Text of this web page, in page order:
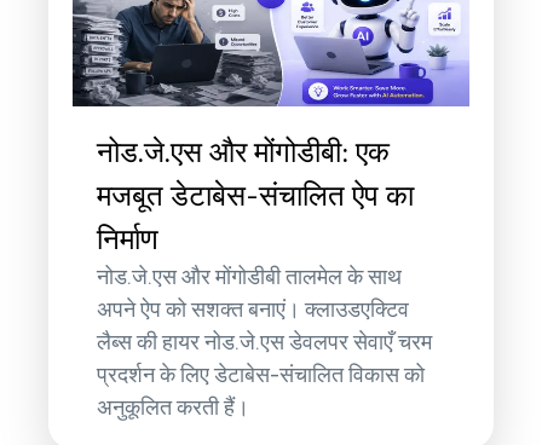
नोड.जे.एस और मोंगोडीबी: एक
मजबूत डेटाबेस-संचालित ऐप का
निर्माण
नोड.जे.एस और मोंगोडीबी तालमेल के साथ
अपने ऐप को सशक्त बनाएं। क्लाउडएक्टिव
लैब्स की हायर नोड.जे.एस डेवलपर सेवाएँ चरम
प्रदर्शन के लिए डेटाबेस-संचालित विकास को
अनुकूलित करती हैं।